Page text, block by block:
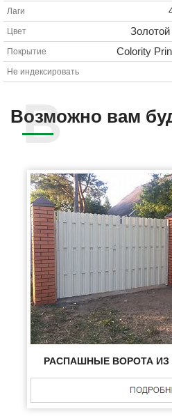
Лаги
Цвет
Покрытие Colority
Не индексировать
Возможно вам
РАСПАШНЫЕ ВОРОТА ИЗ